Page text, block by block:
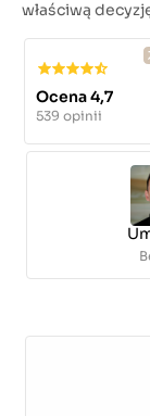
właściwą
Ocena 4,7
539 opinii